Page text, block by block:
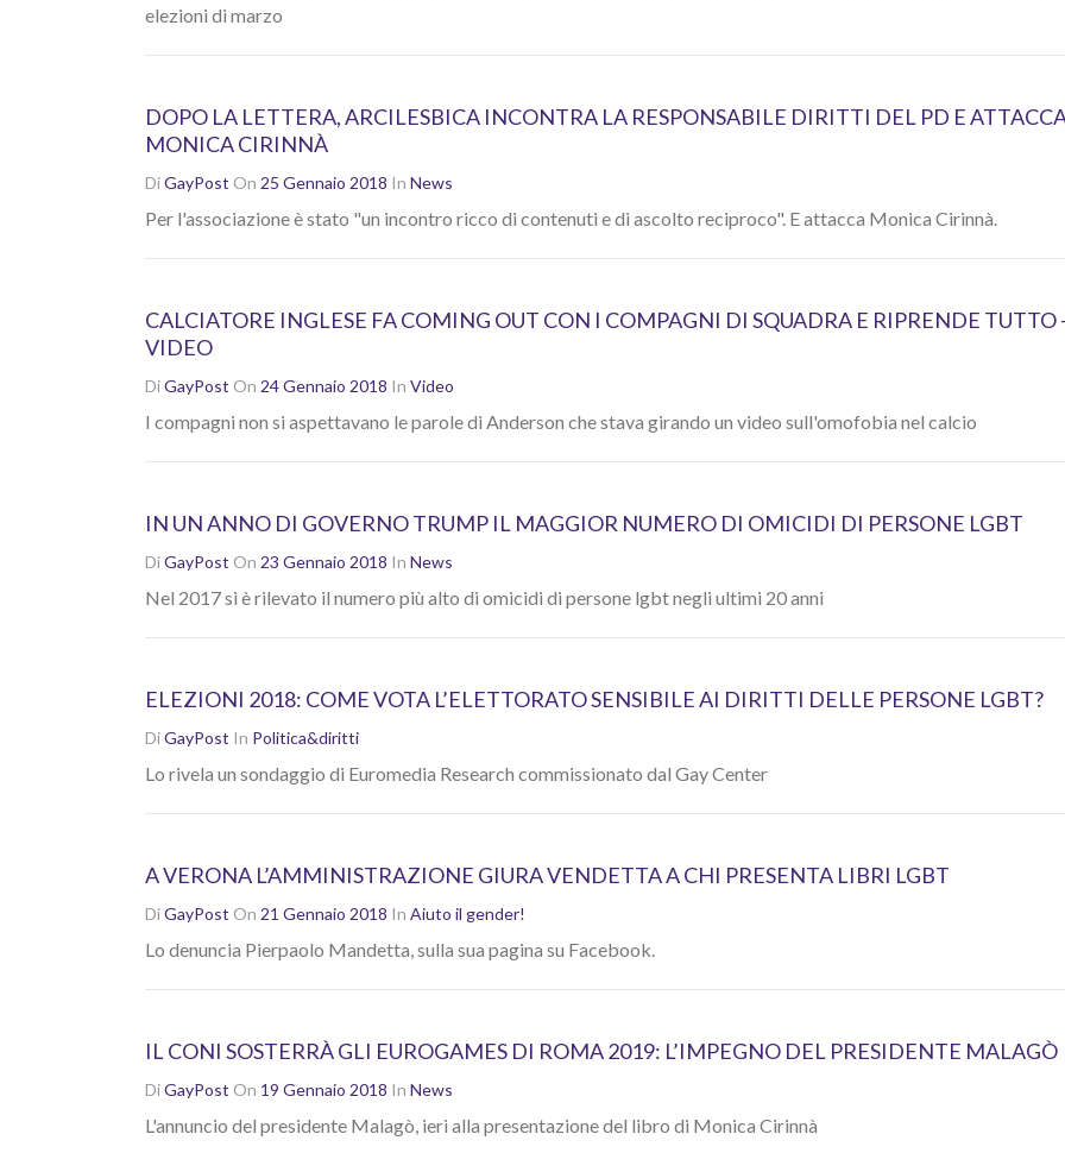
elezioni di marzo
DOPO LA LETTERA, ARCILESBICA INCONTRA LA RESPONSABILE DIRITTI DEL PD E
MONICA CIRINNÀ
DiGayPost On 25 Gennaio 2018 In News
Per l'associazione è stato "un incontro ricco di contenuti e di ascolto reciproco". E attacca Monica Cirinnà.
CALCIATORE INGLESE FA COMING OUT CON I COMPAGNI DI SQUADRA E RIPRENDE TUTTO
VIDEO
DiGayPost On 24 Gennaio 2018 In Video
I compagni non si aspettavano le parole di Anderson che stava girando un video sull'omofobia nel calcio
IN UN ANNO DI GOVERNO TRUMP IL MAGGIOR NUMERO DI OMICIDI DI PERSONE LGBT
DiGayPost On 23 Gennaio 2018 In News
Nel 2017 si è rilevato il numero più alto di omicidi di persone lgbt negli ultimi 20 anni
ELEZIONI 2018: COME VOTA L’ELETTORATO SENSIBILE AI DIRITTI DELLE PERSONE LGBT?
DiGayPost In Politica&diritti
Lo rivela un sondaggio di Euromedia Research commissionato dal Gay Center
A VERONA L’AMMINISTRAZIONE GIURA VENDETTA A CHI PRESENTA LIBRI LGBT
DiGayPost On 21 Gennaio 2018 In Aiuto il gender!
Lo denuncia Pierpaolo Mandetta, sulla sua pagina su Facebook.
IL CONI SOSTERRÀ GLI EUROGAMES DI ROMA 2019: L’IMPEGNO DEL PRESIDENTE MALAGÒ
DiGayPost On 19 Gennaio 2018 In News
L'annuncio del presidente Malagò, ieri alla presentazione del libro di Monica Cirinnà